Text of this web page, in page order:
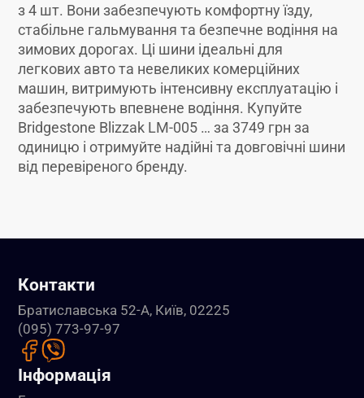
з 4 шт. Вони забезпечують комфортну їзду,
стабільне гальмування та безпечне водіння на
зимових дорогах. Ці шини ідеальні для
легкових авто та невеликих комерційних
машин, витримують інтенсивну експлуатацію і
забезпечують впевнене водіння. Купуйте
Bridgestone Blizzak LM-005 … за 3749 грн за
одиницю і отримуйте надійні та довговічні шини
від перевіреного бренду.
Контакти
Братиславська 52-А, Київ, 02225
(095) 773-97-97
Інформація